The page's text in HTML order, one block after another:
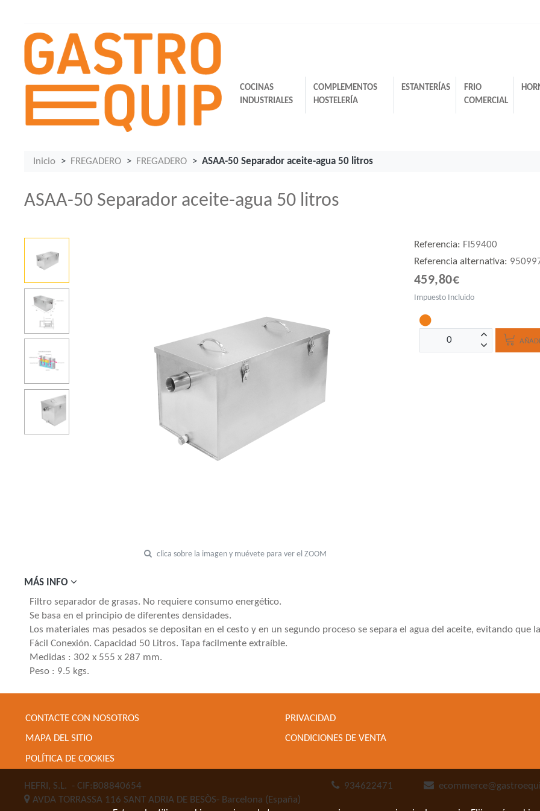
COCINAS
INDUSTRIALES
COMPLEMENTOS
HOSTELERÍA
ESTANTERÍAS
FRIO
COMERCIAL
Inicio FREGADERO FREGADERO ASAA-50 Separador aceite-agua 50 litros
ASAA-50 Separador aceite-agua 50 litros
clica sobre la imagen y muévete para ver el ZOOM
Referencia: FI59400
Referencia alternativa:
459,80€
Impuesto Incluido
MÁS INFO
Filtro separador de grasas. No requiere consumo energético.
Se basa en el principio de diferentes densidades.
Los materiales mas pesados se depositan en el cesto y en un segundo proceso se separa el agua del aceite, evitando que
Fácil Conexión. Capacidad 50 Litros. Tapa facilmente extraíble.
Medidas : 302 x 555 x 287 mm.
Peso : 9.5 kgs.
CONTACTE CON NOSOTROS
MAPA DEL SITIO
POLÍTICA DE COOKIES
PRIVACIDAD
CONDICIONES DE VENTA
HEFRI, S.L. - CIF:B08840654
AVDA TORRASSA 116 SANT ADRIA DE BESÒS- Barcelona (España)
934622471